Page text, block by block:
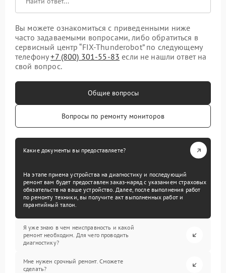
Вы можете ознакомиться с приведенными ниже
часто задаваемыми вопросами, либо обратиться в
сервисный центр “FIX-Thunderobot” по следующему
телефону+7 (800) 301-55-83 если не нашли ответ на
свой вопрос.
Общие вопросы
Вопросы по ремонту мониторов
Какие документы вы предоставляете?
На этапе приема устройства на диагностику и последующий
ремонт вам будет предоставлен заказ-наряд с указанием страховых
обязательств на ваше устройство. Далее, после выполнения работ
по ремонту техники, вы получите акт выполненных работ и
гарантийный талон.
Я уже знаю в чем неисправность и какой
ремонт необходим. Для чего проводить
диагностику?
Мне нужен срочный ремонт. Сможете
сделать?